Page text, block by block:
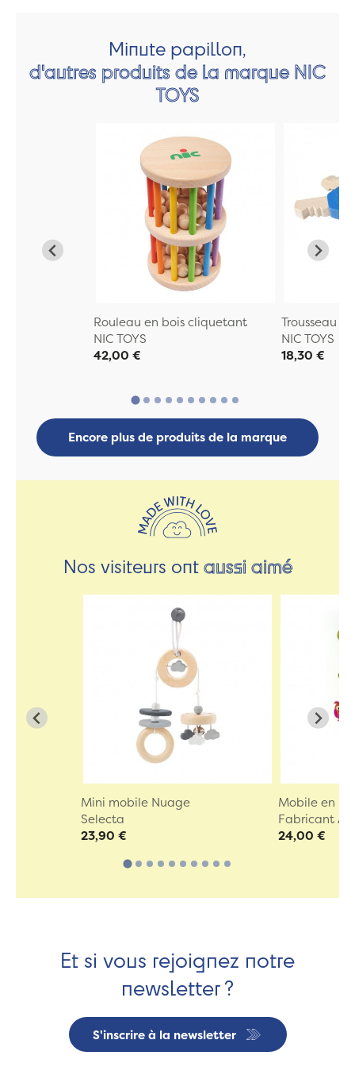
Minute papillon,
d'autres produits de la marque NIC
TOYS
Rouleau en bois cliquetant
NIC TOYS
42,00 €
Trousseau
NIC TOYS
18,30 €
Encore plus de produits de la marque
Nos visiteurs ontaussi aimé
Mini mobile Nuage
Selecta
23,90 €
Mobile en
Fabricant
24,00 €
Et si vous rejoignez notre
newsletter ?
S'inscrire à la newsletter